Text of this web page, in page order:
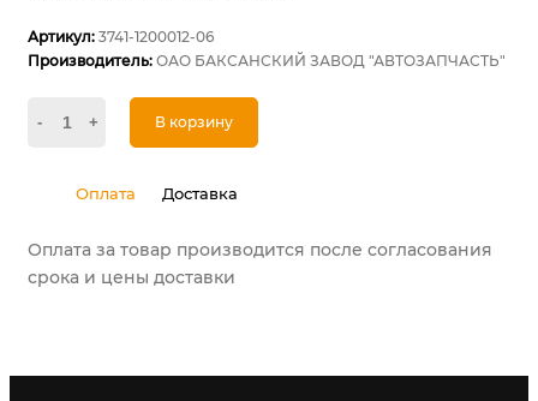
Артикул: 3741-1200012-06
Производитель: ОАО БАКСАНСКИЙ ЗАВОД "АВТОЗАПЧАСТЬ"
- + В корзину
Оплата Доставка
Оплата за товар производится после согласования
срока и цены доставки